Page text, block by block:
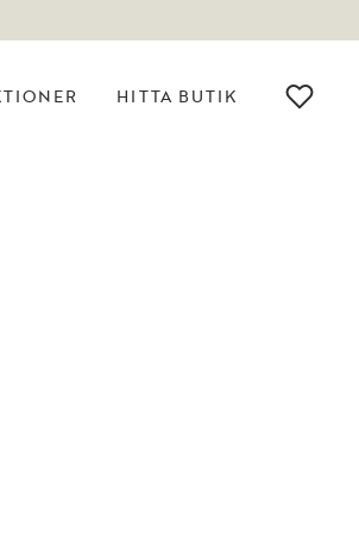
HITTA BUTIK